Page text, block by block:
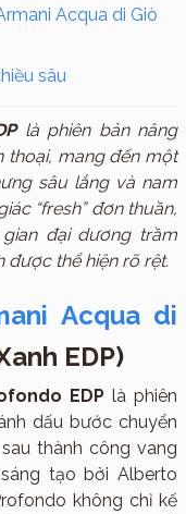
Acqua di Giò
sâu
là phiên bản nâng
thoại, mang đến một
sâu lắng và nam
“fresh” đơn thuần,
đại dương trầm
được thể hiện rõ rệt.
Acqua di
EDP)
EDP là phiên
dấu bước chuyển
thành công vang
tạo bởi Alberto
không chỉ kế